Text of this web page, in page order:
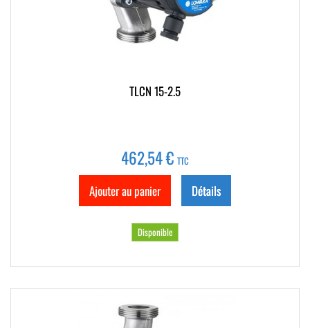
TLCN 15-2.5
462,54 € TTC
Ajouter au panier Détails
Disponible